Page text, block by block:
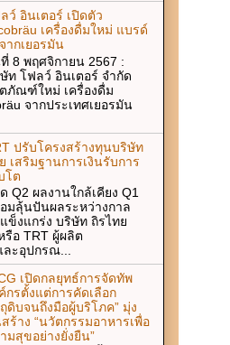
ว์ อินเตอร์ เปิดตัว
เครื่องดื่มใหม่ แบรด์
ากเยอรมัน
8 พฤศจิกายน 2567 :
ท โฟลว์ อินเตอร์ จำกัด
ภัณฑ์ใหม่ เครื่องดื่ม
จากประเทศเยอรมัน
ปรับโครงสร้างทุนบริษัท
เสริมฐานการเงินรับการ
โต
Q2 ผลงานใกล้เคียง Q1
มลุ้นปันผลระหว่างกาล
ข็งแกร่ง บริษัท ถิรไทย
อ TRT ผู้ผลิต
ละอุปกรณ...
เปิดกลยุทธ์การจัดทัพ
กรตั้งแต่การคัดเลือก
ดิบจนถึงมือผู้บริโภค” มุ่ง
ร้าง “นวัตกรรมอาหารเพื่อ
มสุขอย่างยั่งยืน”